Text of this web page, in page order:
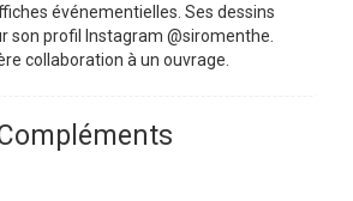
événementielles. Ses dessins
son profil Instagram @siromenthe.
collaboration à un ouvrage.